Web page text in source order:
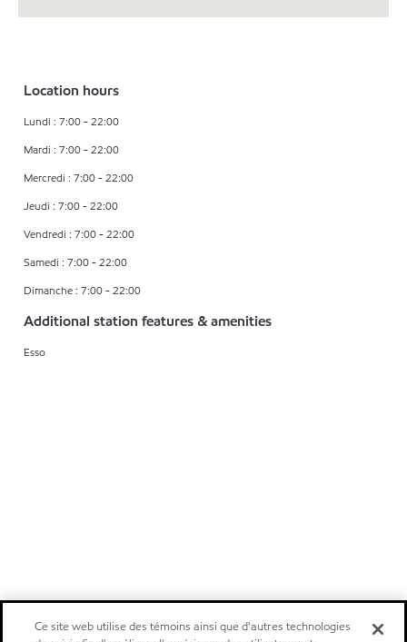
Location hours
Lundi : 7:00 - 22:00
Mardi : 7:00 - 22:00
Mercredi : 7:00 - 22:00
Jeudi : 7:00 - 22:00
Vendredi : 7:00 - 22:00
Samedi : 7:00 - 22:00
Dimanche : 7:00 - 22:00
Additional station features & amenities
Esso
Ce site web utilise des témoins ainsi que d'autres technologies